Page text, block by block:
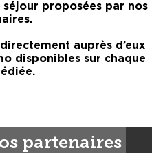
proposées par nos
auprès d’eux
disponibles sur chaque
partenaires